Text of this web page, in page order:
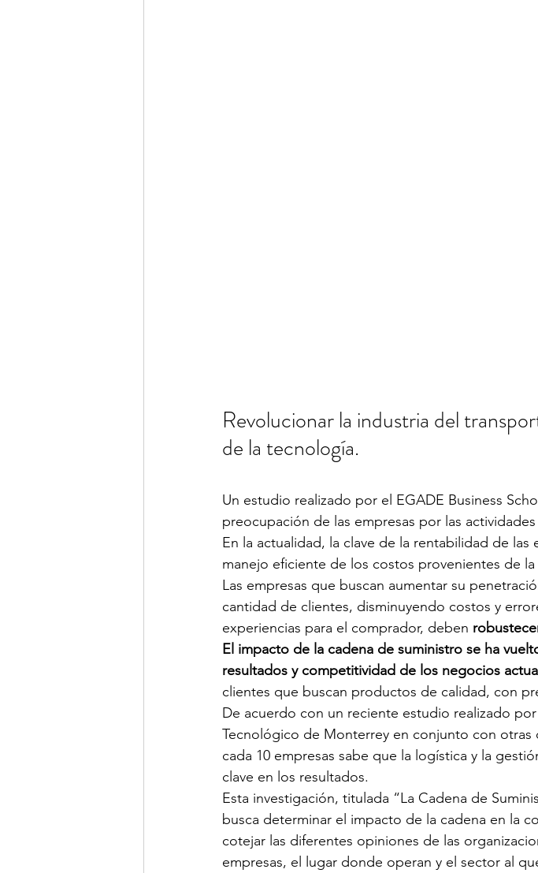
Revolucionar la industria del
de la tecnología.
Un estudio realizado por el EGADE Business
preocupación de las empresas por las
En la actualidad, la clave de la rentabilidad de
manejo eficiente de los costos provenientes de
Las empresas que buscan aumentar su
cantidad de clientes, disminuyendo costos y
experiencias para el comprador, deben
El impacto de la cadena de suministro se ha
resultados y competitividad de los negocios
clientes que buscan productos de calidad, con
De acuerdo con un reciente estudio realizado por
Tecnológico de Monterrey en conjunto con otras
cada 10 empresas sabe que la logística y la
clave en los resultados.
Esta investigación, titulada “La Cadena de
busca determinar el impacto de la cadena en la
cotejar las diferentes opiniones de las
empresas, el lugar donde operan y el sector al